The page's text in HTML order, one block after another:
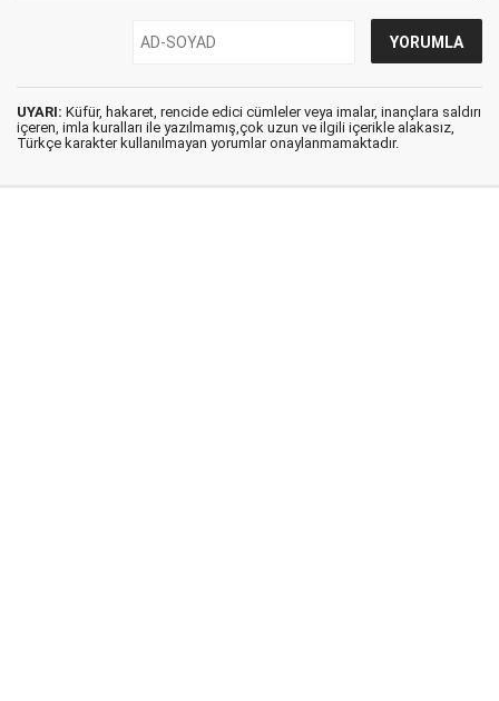
UYARI: Küfür, hakaret, rencide edici cümleler veya imalar, inançlara saldırı
içeren, imla kuralları ile yazılmamış,çok uzun ve ilgili içerikle alakasız,
Türkçe karakter kullanılmayan yorumlar onaylanmamaktadır.